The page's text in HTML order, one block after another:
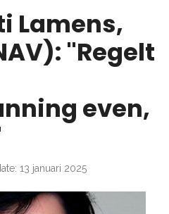
Lamens,
"Regelt
even,
13 januari 2025